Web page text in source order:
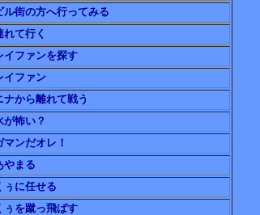
ル街の方へ行ってみる
れて行く
イファンを探す
イファン
ナから離れて戦う
が怖い？
マンだオレ！
やまる
ぅに任せる
ぅを蹴っ飛ばす